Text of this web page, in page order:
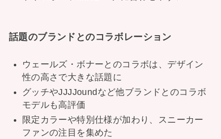
話題のブランドとのコラボレーション
ウェールズ・ボナーとのコラボは、デザイン
性の高さで大きな話題に
グッチやJJJJoundなど他ブランドとのコラボ
モデルも高評価
限定カラーや特別仕様が加わり、スニーカー
ファンの注目を集めた